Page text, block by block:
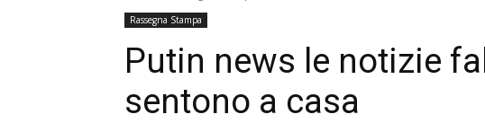
Rassegna Stampa
Putin news le notizie
sentono a casa